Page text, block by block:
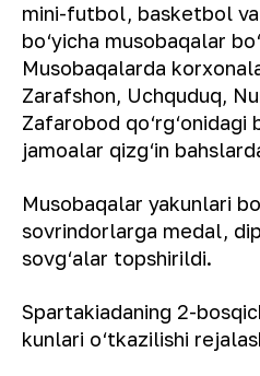
mini-futbol, basketbol
bo‘yicha musobaqalar
Musobaqalarda
Zarafshon, Uchquduq,
Zafarobod qo‘rg‘onidagi
jamoalar qizg‘in
Musobaqalar yakunlari
sovrindorlarga medal,
sovg‘alar topshirildi.
Spartakiadaning 2-
kunlari o‘tkazilishi